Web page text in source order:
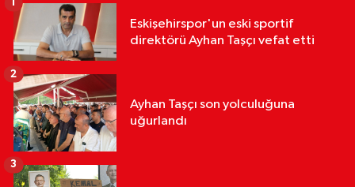
Eskişehirspor'un eski sportif
direktörü Ayhan Taşçı vefat etti
Ayhan Taşçı son yolculuğuna
uğurlandı
2
3